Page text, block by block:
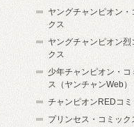
ヤングチャンピオン・
クス
ヤングチャンピオン烈
クス
少年チャンピオン・コ
ス（ヤンチャンWeb）
チャンピオンREDコミ
プリンセス・コミック